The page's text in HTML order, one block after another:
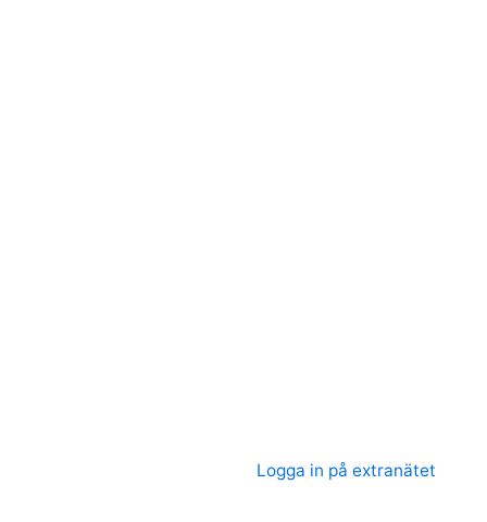
Logga in på extranätet